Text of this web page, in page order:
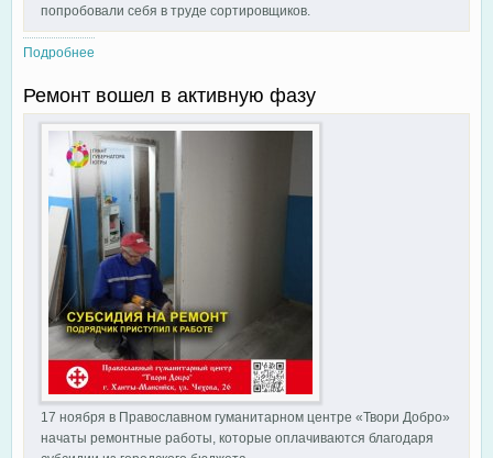
попробовали себя в труде сортировщиков.
Подробнее
«Гражданские инициативы регионов 60-й параллели»
Ремонт вошел в активную фазу
17 ноября в Православном гуманитарном центре «Твори Добро»
начаты ремонтные работы, которые оплачиваются благодаря